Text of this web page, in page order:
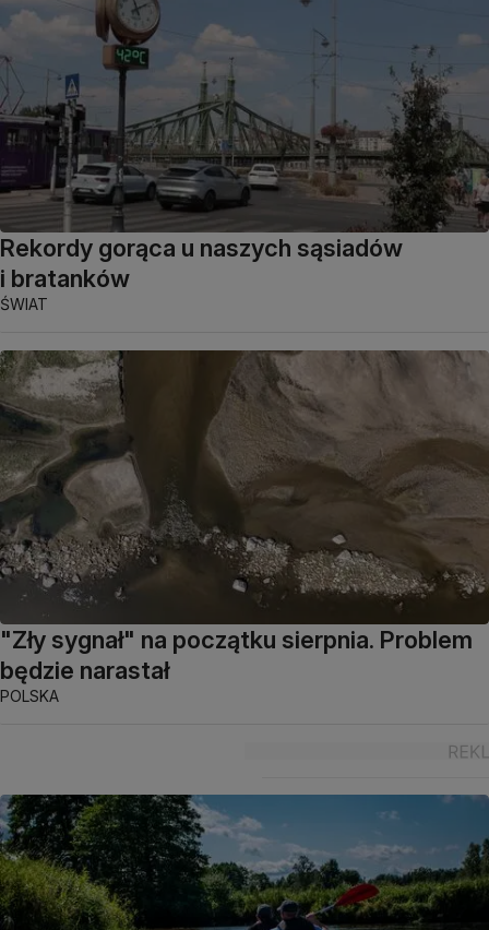
Rekordy gorąca u naszych sąsiadów
i bratanków
ŚWIAT
"Zły sygnał" na początku sierpnia. Problem
będzie narastał
POLSKA